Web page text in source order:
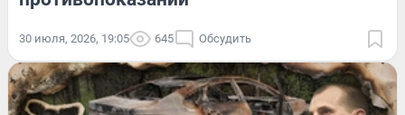
30 июля, 2026, 19:05 645 Обсудить